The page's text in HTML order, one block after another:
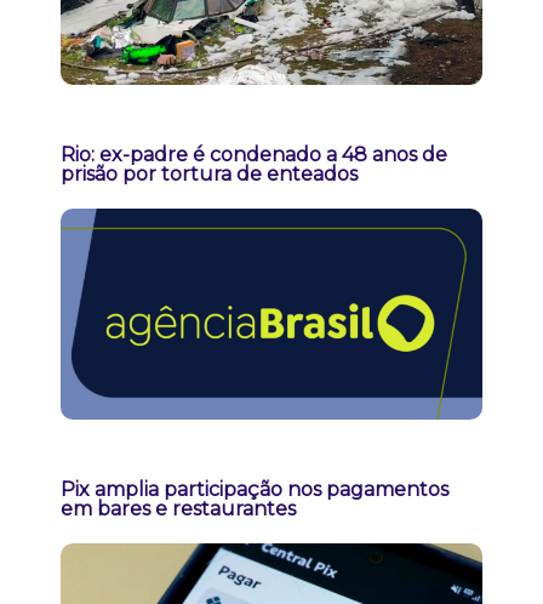
Rio: ex-padre é condenado a 48 anos de
prisão por tortura de enteados
Pix amplia participação nos pagamentos
em bares e restaurantes